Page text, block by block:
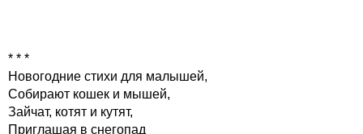
* * *
Новогодние стихи для малышей,
Собирают кошек и мышей,
Зайчат, котят и кутят,
Приглашая в снегопад